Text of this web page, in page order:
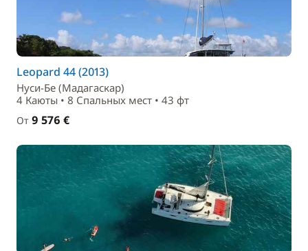
Leopard 44 (2013)
Нуси-Бе (Мадагаскар)
4 Каюты • 8 Спальныx мест • 43 фт
От 9 576 €